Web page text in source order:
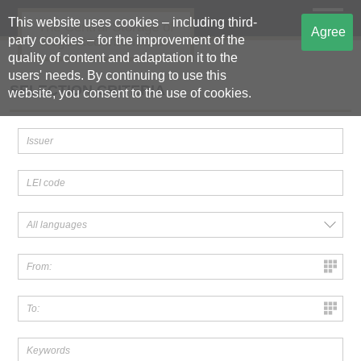
This website uses cookies – including third-
party cookies – for the improvement of the
quality of content and adaptation it to the
users' needs. By continuing to use this
website, you consent to the use of cookies.
Agree
The Central Storage of
Regulated Information
SELECTION CRITERIA